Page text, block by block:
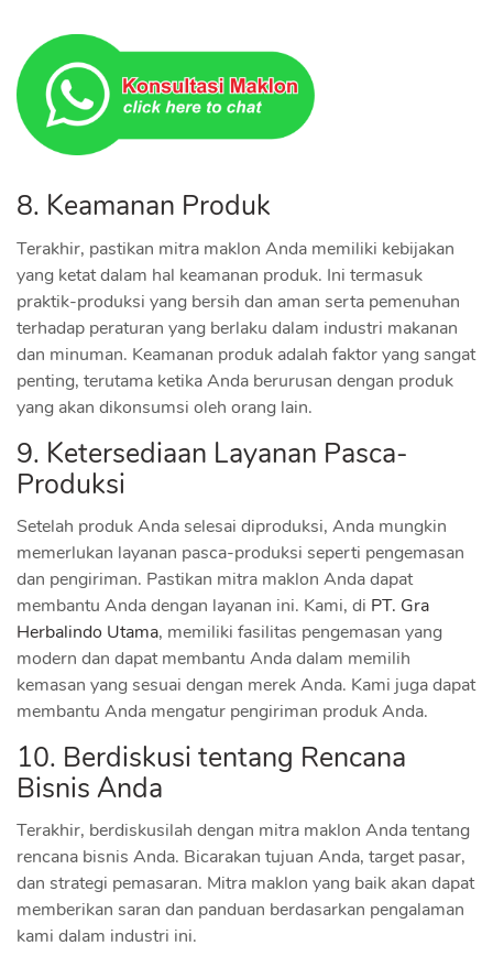
8. Keamanan Produk
Terakhir, pastikan mitra maklon Anda memiliki kebijakan
yang ketat dalam hal keamanan produk. Ini termasuk
praktik-produksi yang bersih dan aman serta pemenuhan
terhadap peraturan yang berlaku dalam industri makanan
dan minuman. Keamanan produk adalah faktor yang sangat
penting, terutama ketika Anda berurusan dengan produk
yang akan dikonsumsi oleh orang lain.
9. Ketersediaan Layanan Pasca-
Produksi
Setelah produk Anda selesai diproduksi, Anda mungkin
memerlukan layanan pasca-produksi seperti pengemasan
dan pengiriman. Pastikan mitra maklon Anda dapat
membantu Anda dengan layanan ini. Kami, di PT. Gra
Herbalindo Utama, memiliki fasilitas pengemasan yang
modern dan dapat membantu Anda dalam memilih
kemasan yang sesuai dengan merek Anda. Kami juga dapat
membantu Anda mengatur pengiriman produk Anda.
10. Berdiskusi tentang Rencana
Bisnis Anda
Terakhir, berdiskusilah dengan mitra maklon Anda tentang
rencana bisnis Anda. Bicarakan tujuan Anda, target pasar,
dan strategi pemasaran. Mitra maklon yang baik akan dapat
memberikan saran dan panduan berdasarkan pengalaman
kami dalam industri ini.